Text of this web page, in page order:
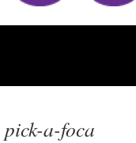
pick-a-foca